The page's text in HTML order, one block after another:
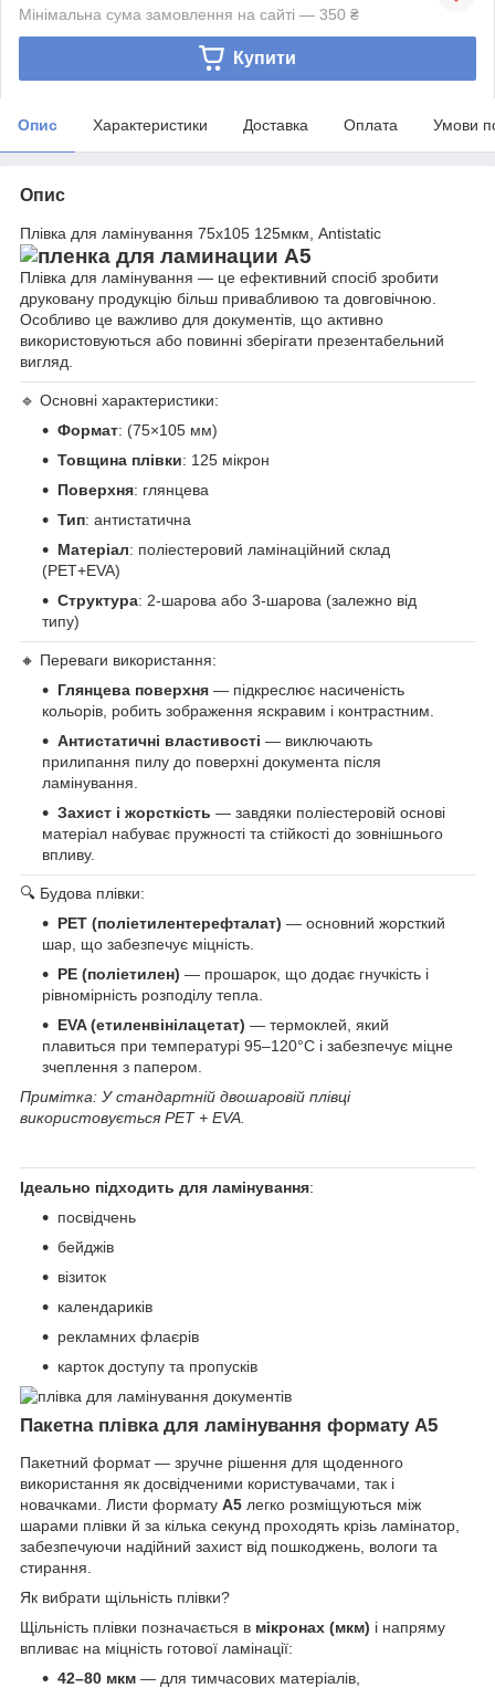
Мінімальна сума замовлення на сайті — 350 ₴
Купити
Опис Характеристики Доставка Оплата Умови
Опис
Плівка для ламінування 75x105 125мкм, Antistatic
Плівка для ламінування — це ефективний спосіб зробити
друковану продукцію більш привабливою та довговічною.
Особливо це важливо для документів, що активно
використовуються або повинні зберігати презентабельний
вигляд.
🔹 Основні характеристики:
Формат: (75×105 мм)
Товщина плівки: 125 мікрон
Поверхня: глянцева
Тип: антистатична
Матеріал: поліестеровий ламінаційний склад
(PET+EVA)
Структура: 2-шарова або 3-шарова (залежно від
типу)
🔸 Переваги використання:
Глянцева поверхня — підкреслює насиченість
кольорів, робить зображення яскравим і контрастним.
Антистатичні властивості — виключають
прилипання пилу до поверхні документа після
ламінування.
Захист і жорсткість — завдяки поліестеровій основі
матеріал набуває пружності та стійкості до зовнішнього
впливу.
🔍 Будова плівки:
PET (поліетилентерефталат) — основний жорсткий
шар, що забезпечує міцність.
PE (поліетилен) — прошарок, що додає гнучкість і
рівномірність розподілу тепла.
EVA (етиленвінілацетат) — термоклей, який
плавиться при температурі 95–120°C і забезпечує міцне
зчеплення з папером.
Примітка: У стандартній двошаровій плівці
використовується PET + EVA.
Ідеально підходить для ламінування:
посвідчень
бейджів
візиток
календариків
рекламних флаєрів
карток доступу та пропусків
Пакетна плівка для ламінування формату А5
Пакетний формат — зручне рішення для щоденного
використання як досвідченими користувачами, так і
новачками. Листи формату А5 легко розміщуються між
шарами плівки й за кілька секунд проходять крізь ламінатор,
забезпечуючи надійний захист від пошкоджень, вологи та
стирання.
Як вибрати щільність плівки?
Щільність плівки позначається в мікронах (мкм) і напряму
впливає на міцність готової ламінації:
42–80 мкм — для тимчасових матеріалів,